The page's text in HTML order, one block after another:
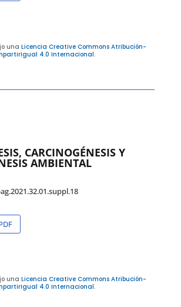
una Licencia Creative Commons Atribución-
4.0 Internacional.
CARCINOGÉNESIS Y
AMBIENTAL
una Licencia Creative Commons Atribución-
4.0 Internacional.